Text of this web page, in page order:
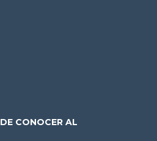
CONOCER AL